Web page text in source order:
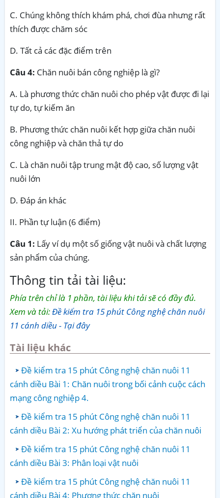
C. Chúng không thích khám phá, chơi đùa nhưng rất
thích được chăm sóc
D. Tất cả các đặc điểm trên
Câu 4: Chăn nuôi bán công nghiệp là gì?
A. Là phương thức chăn nuôi cho phép vật được đi lại
tự do, tự kiếm ăn
B. Phương thức chăn nuôi kết hợp giữa chăn nuôi
công nghiệp và chăn thả tự do
C. Là chăn nuôi tập trung mật độ cao, số lượng vật
nuôi lớn
D. Đáp án khác
II. Phần tự luận (6 điểm)
Câu 1: Lấy ví dụ một số giống vật nuôi và chất lượng
sản phẩm của chúng.
Thông tin tải tài liệu:
Phía trên chỉ là 1 phần, tài liệu khi tải sẽ có đầy đủ.
Xem và tải:Đề kiểm tra 15 phút Công nghệ chăn nuôi
11 cánh diều - Tại đây
Tài liệu khác
Đề kiểm tra 15 phút Công nghệ chăn nuôi 11
cánh diều Bài 1: Chăn nuôi trong bối cảnh cuộc cách
mạng công nghiệp 4.
Đề kiểm tra 15 phút Công nghệ chăn nuôi 11
cánh diều Bài 2: Xu hướng phát triển của chăn nuôi
Đề kiểm tra 15 phút Công nghệ chăn nuôi 11
cánh diều Bài 3: Phân loại vật nuôi
Đề kiểm tra 15 phút Công nghệ chăn nuôi 11
cánh diều Bài 4: Phương thức chăn nuôi